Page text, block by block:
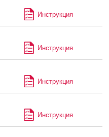
Инструкция
Инструкция
Инструкция
Инструкция